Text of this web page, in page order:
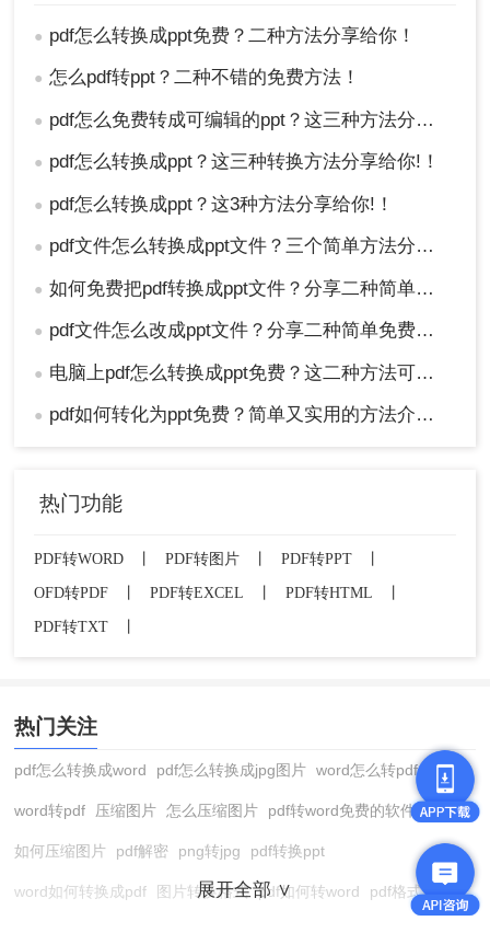
● pdf怎么转换成ppt免费？二种方法分享给你！
● 怎么pdf转ppt？二种不错的免费方法！
● pdf怎么免费转成可编辑的ppt？这三种方法分享给你！
● pdf怎么转换成ppt？这三种转换方法分享给你!！
● pdf怎么转换成ppt？这3种方法分享给你!！
● pdf文件怎么转换成ppt文件？三个简单方法分享给你！
● 如何免费把pdf转换成ppt文件？分享二种简单方法！
● pdf文件怎么改成ppt文件？分享二种简单免费方法~
● 电脑上pdf怎么转换成ppt免费？这二种方法可以帮到你！
● pdf如何转化为ppt免费？简单又实用的方法介绍！
热门功能
PDF转WORD PDF转图片 PDF转PPT
OFD转PDF
PDF转EXCEL PDF转HTML
PDF转TXT
热门关注
pdf怎么转换成word pdf怎么转换成jpg图片 word怎么转pdf
word转pdf 压缩图片 怎么压缩图片 pdf转word免费的软件
如何压缩图片 pdf解密 png转jpg pdf转换ppt
word如何转换成pdf 图片转换格式 pdf如何转word pdf格式转换
展开全部 ∨